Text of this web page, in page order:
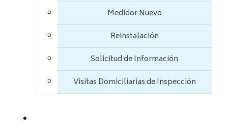
Medidor Nuevo
Reinstalación
Solicitud de Información
Visitas Domiciliarias de Inspección